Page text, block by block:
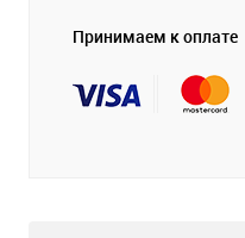
Принимаем к оплате